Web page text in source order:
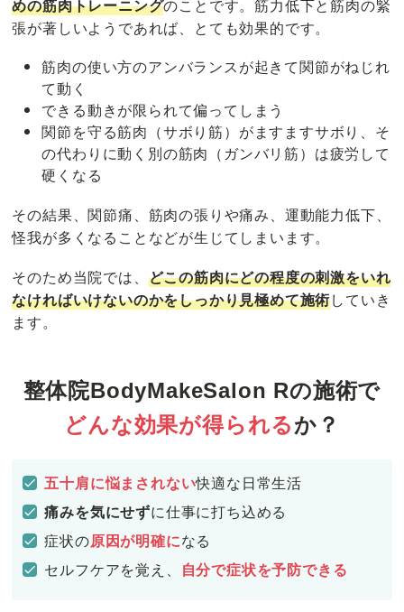
めの筋肉トレーニングのことです。筋力低下と筋肉の緊
張が著しいようであれば、とても効果的です。
筋肉の使い方のアンバランスが起きて関節がねじれ
て動く
できる動きが限られて偏ってしまう
関節を守る筋肉（サボり筋）がますますサボり、そ
の代わりに動く別の筋肉（ガンバリ筋）は疲労して
硬くなる
その結果、関節痛、筋肉の張りや痛み、運動能力低下、
怪我が多くなることなどが生じてしまいます。
そのため当院では、 どこの筋肉にどの程度の刺激をいれ
なければいけないのかをしっかり見極めて施術していき
ます。
整体院BodyMakeSalon Rの施術で
どんな効果が得られるか？
五十肩に悩まされない快適な日常生活
痛みを気にせずに仕事に打ち込める
症状の原因が明確になる
セルフケアを覚え、
自分で症状を予防できる